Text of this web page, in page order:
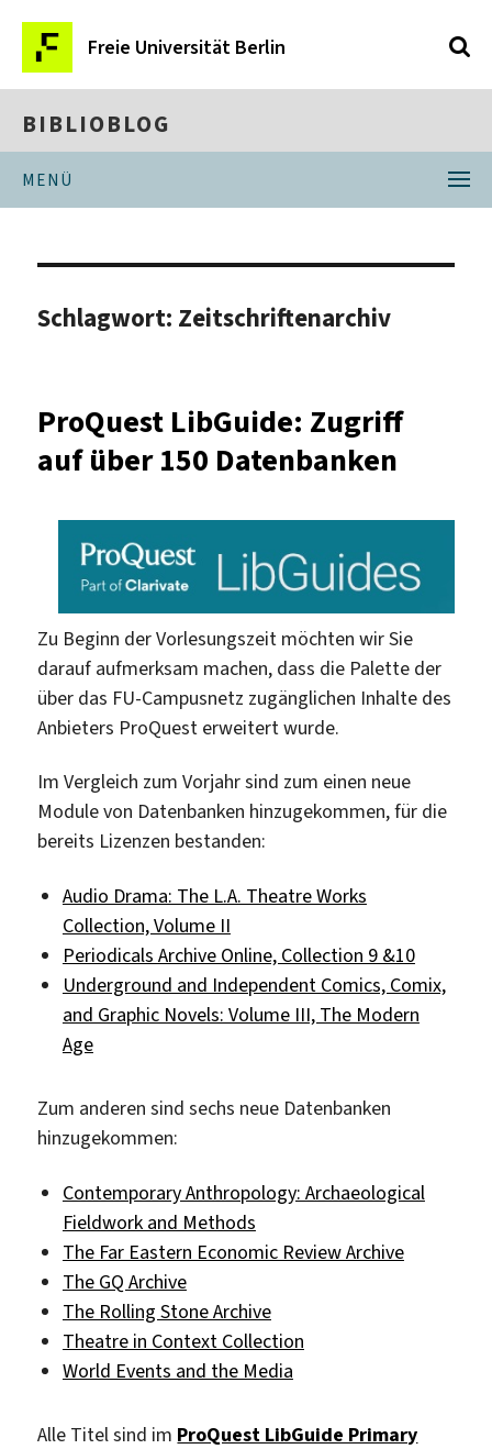
Freie Universität Berlin
BIBLIOBLOG
MENÜ
Schlagwort: Zeitschriftenarchiv
ProQuest LibGuide: Zugriff
auf über 150 Datenbanken
Zu Beginn der Vorlesungszeit möchten wir Sie
darauf aufmerksam machen, dass die Palette der
über das FU-Campusnetz zugänglichen Inhalte des
Anbieters ProQuest erweitert wurde.
Im Vergleich zum Vorjahr sind zum einen neue
Module von Datenbanken hinzugekommen, für die
bereits Lizenzen bestanden:
Audio Drama: The L.A. Theatre Works
Collection, Volume II
Periodicals Archive Online, Collection 9 &10
Underground and Independent Comics, Comix,
and Graphic Novels: Volume III, The Modern
Age
Zum anderen sind sechs neue Datenbanken
hinzugekommen:
Contemporary Anthropology: Archaeological
Fieldwork and Methods
The Far Eastern Economic Review Archive
The GQ Archive
The Rolling Stone Archive
Theatre in Context Collection
World Events and the Media
Alle Titel sind im ProQuest LibGuide Primary